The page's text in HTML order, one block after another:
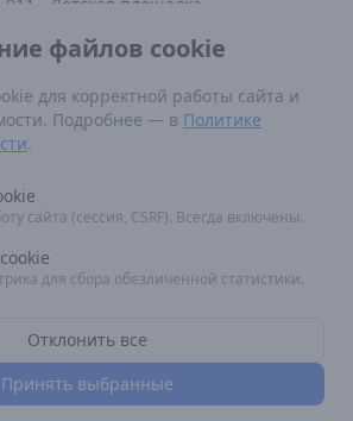
300-121 - Кафе
123 - Заказать доставку
документы
РФ от 16 августа 2021 г N 1338
посещения кинотеатра
размещения рекламы:
ИНН 3906107125, юр. адрес: 236011, г.
ул. Судостроительная, 75
файлов cookie
для корректной работы сайта и
Подробнее — в Политике
.
сайта (сессия, CSRF). Всегда включены.
для сбора обезличенной статистики.
Отклонить все
Принять выбранные